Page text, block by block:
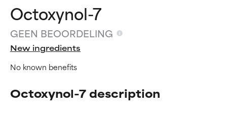
Octoxynol-7
GEEN BEOORDELING
New ingredients
No known benefits
Octoxynol-7 description